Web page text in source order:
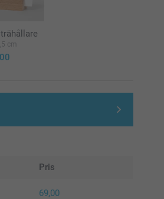
cm
Pris
69,00